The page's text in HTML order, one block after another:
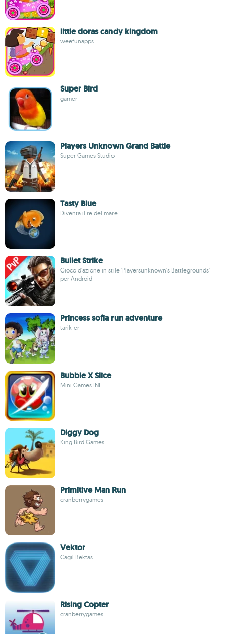
little doras candy kingdom
weefunapps
Super Bird
gamer
Players Unknown Grand Battle
Super Games Studio
Tasty Blue
Diventa il re del mare
Bullet Strike
Gioco d'azione in stile 'Playersunknown's Battlegrounds'
per Android
Princess sofia run adventure
tarik-er
Bubble X Slice
Mini Games INL
Diggy Dog
King Bird Games
Primitive Man Run
cranberrygames
Vektor
Cagil Bektas
Rising Copter
cranberrygames